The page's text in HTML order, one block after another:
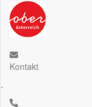
Kontakt
.